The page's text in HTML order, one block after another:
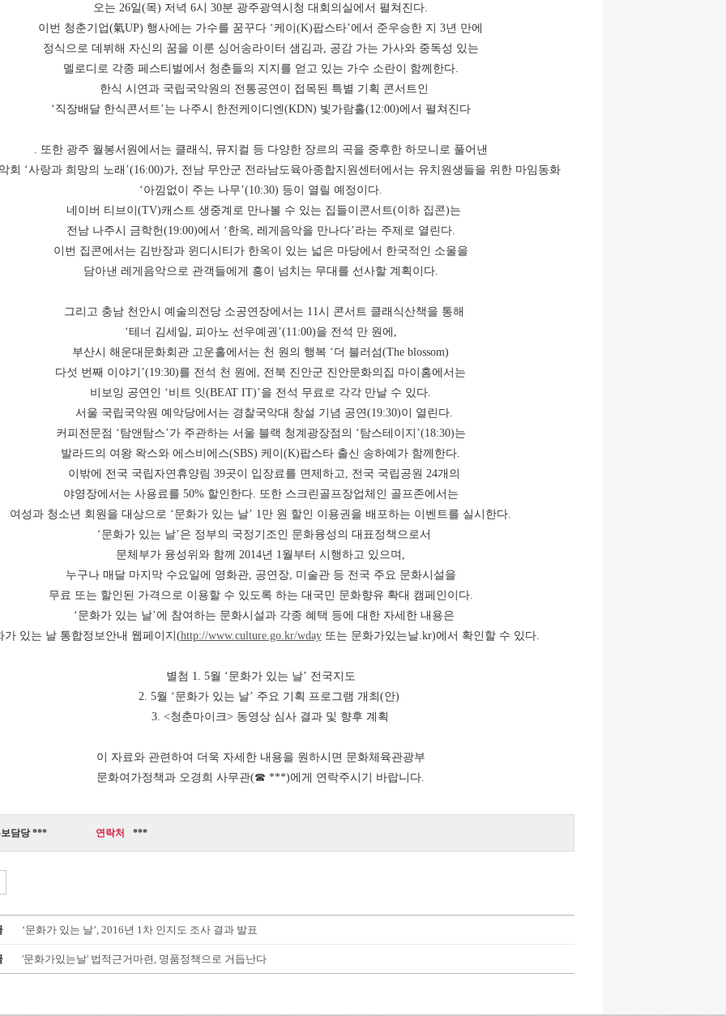
오는 26일(목) 저녁 6시 30분 광주광역시청 대회의실에서 펼쳐진다.
이번 청춘기업(氣UP) 행사에는 가수를 꿈꾸다 ‘케이(K)팝스타’에서 준우승한 지 3년 만에
정식으로 데뷔해 자신의 꿈을 이룬 싱어송라이터 샘김과, 공감 가는 가사와 중독성 있는
멜로디로 각종 페스티벌에서 청춘들의 지지를 얻고 있는 가수 소란이 함께한다.
한식 시연과 국립국악원의 전통공연이 접목된 특별 기획 콘서트인
‘직장배달 한식콘서트’는 나주시 한전케이디엔(KDN) 빛가람홀(12:00)에서 펼쳐진다
. 또한 광주 월봉서원에서는 클래식, 뮤지컬 등 다양한 장르의 곡을 중후한 하모니로 풀어낸
회 ‘사랑과 희망의 노래’(16:00)가, 전남 무안군 전라남도육아종합지원센터에서는 유치원생들을 위한 마임동화
‘아낌없이 주는 나무’(10:30) 등이 열릴 예정이다.
네이버 티브이(TV)캐스트 생중계로 만나볼 수 있는 집들이콘서트(이하 집콘)는
전남 나주시 금학헌(19:00)에서 ‘한옥, 레게음악을 만나다’라는 주제로 열린다.
이번 집콘에서는 김반장과 윈디시티가 한옥이 있는 넓은 마당에서 한국적인 소울을
담아낸 레게음악으로 관객들에게 흥이 넘치는 무대를 선사할 계획이다.
그리고 충남 천안시 예술의전당 소공연장에서는 11시 콘서트 클래식산책을 통해
‘테너 김세일, 피아노 선우예권’(11:00)을 전석 만 원에,
부산시 해운대문화회관 고운홀에서는 천 원의 행복 ‘더 블러섬(The blossom)
다섯 번째 이야기’(19:30)를 전석 천 원에, 전북 진안군 진안문화의집 마이홈에서는
비보잉 공연인 ‘비트 잇(BEAT IT)’을 전석 무료로 각각 만날 수 있다.
서울 국립국악원 예악당에서는 경찰국악대 창설 기념 공연(19:30)이 열린다.
커피전문점 ‘탐앤탐스’가 주관하는 서울 블랙 청계광장점의 ‘탐스테이지’(18:30)는
발라드의 여왕 왁스와 에스비에스(SBS) 케이(K)팝스타 출신 송하예가 함께한다.
이밖에 전국 국립자연휴양림 39곳이 입장료를 면제하고, 전국 국립공원 24개의
야영장에서는 사용료를 50% 할인한다. 또한 스크린골프장업체인 골프존에서는
여성과 청소년 회원을 대상으로 ‘문화가 있는 날’ 1만 원 할인 이용권을 배포하는 이벤트를 실시한다.
‘문화가 있는 날’은 정부의 국정기조인 문화융성의 대표정책으로서
문체부가 융성위와 함께 2014년 1월부터 시행하고 있으며,
누구나 매달 마지막 수요일에 영화관, 공연장, 미술관 등 전국 주요 문화시설을
무료 또는 할인된 가격으로 이용할 수 있도록 하는 대국민 문화향유 확대 캠페인이다.
‘문화가 있는 날’에 참여하는 문화시설과 각종 혜택 등에 대한 자세한 내용은
가 있는 날 통합정보안내 웹페이지(http://www.culture.go.kr/wday또는 문화가있는날.kr)에서 확인할 수 있다.
별첨 1. 5월 ‘문화가 있는 날’ 전국지도
2. 5월 ‘문화가 있는 날’ 주요 기획 프로그램 개최(안)
3. <청춘마이크> 동영상 심사 결과 및 향후 계획
이 자료와 관련하여 더욱 자세한 내용을 원하시면 문화체육관광부
문화여가정책과 오경희 사무관(☎ ***)에게 연락주시기 바랍니다.
담당 *** 연락처 ***
‘문화가 있는 날’, 2016년 1차 인지도 조사 결과 발표
'문화가있는날' 법적근거마련, 명품정책으로 거듭난다